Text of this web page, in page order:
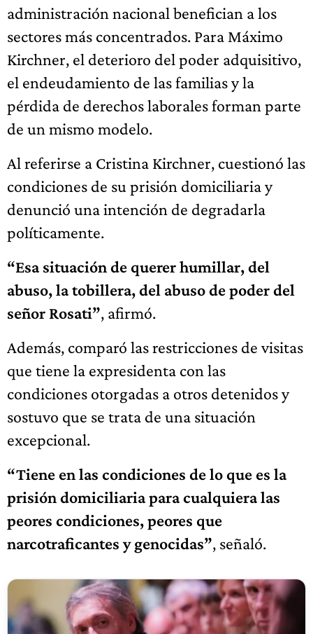
administración nacional benefician a los
sectores más concentrados. Para Máximo
Kirchner, el deterioro del poder adquisitivo,
el endeudamiento de las familias y la
pérdida de derechos laborales forman parte
de un mismo modelo.
Al referirse a Cristina Kirchner, cuestionó las
condiciones de su prisión domiciliaria y
denunció una intención de degradarla
políticamente.
“Esa situación de querer humillar, del
abuso, la tobillera, del abuso de poder del
señor Rosati”, afirmó.
Además, comparó las restricciones de visitas
que tiene la expresidenta con las
condiciones otorgadas a otros detenidos y
sostuvo que se trata de una situación
excepcional.
“Tiene en las condiciones de lo que es la
prisión domiciliaria para cualquiera las
peores condiciones, peores que
narcotraficantes y genocidas”, señaló.